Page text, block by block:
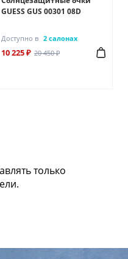
GUESS GUS 00301 08D
Доступно в 2 салонах
10 225 ₽ 20 450 ₽
только